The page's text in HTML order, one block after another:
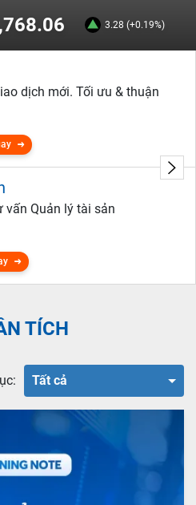
3.28 (+0.19%)
dịch mới. Tối ưu & thuận
vấn Quản lý tài sản
TÍCH
Tất cả